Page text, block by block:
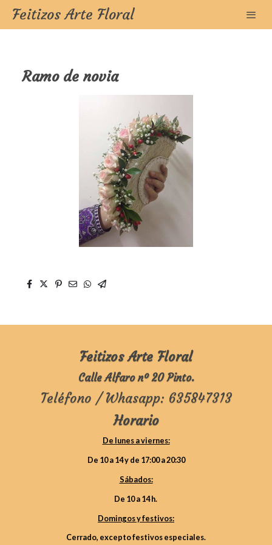
Feitizos Arte Floral
Ramo de novia
Feitizos Arte Floral
Calle Alfaro nº 20 Pinto.
Teléfono / Whasapp: 635847313
Horario
De lunes a viernes:
De 10 a 14 y de 17:00 a 20:30
Sábados:
De 10 a 14 h.
Domingos y festivos:
Cerrado, excepto festivos especiales.